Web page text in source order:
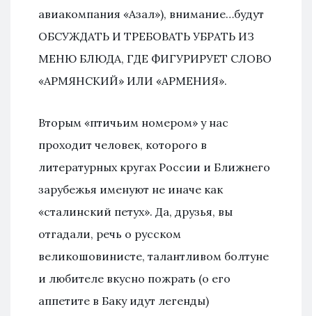
авиакомпания «Азал»), внимание…будут
ОБСУЖДАТЬ И ТРЕБОВАТЬ УБРАТЬ ИЗ
МЕНЮ БЛЮДА, ГДЕ ФИГУРИРУЕТ СЛОВО
«АРМЯНСКИЙ» ИЛИ «АРМЕНИЯ».
Вторым «птичьим номером» у нас
проходит человек, которого в
литературных кругах России и Ближнего
зарубежья именуют не иначе как
«сталинский петух». Да, друзья, вы
отгадали, речь о русском
великошовинисте, талантливом болтуне
и любителе вкусно пожрать (о его
аппетите в Баку идут легенды)